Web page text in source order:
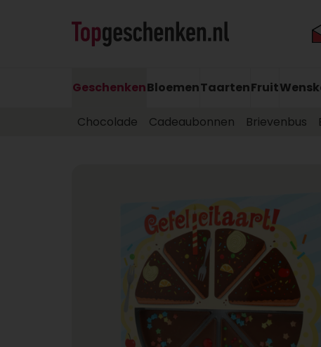
GeschenkenBloemenTaartenFruit
Chocolade Cadeaubonnen Brievenbus